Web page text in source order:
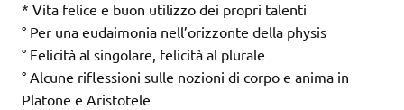
* Vita felice e buon utilizzo dei propri talenti
° Per una eudaimonia nell’orizzonte della physis
° Felicità al singolare, felicità al plurale
° Alcune riflessioni sulle nozioni di corpo e anima in
Platone e Aristotele